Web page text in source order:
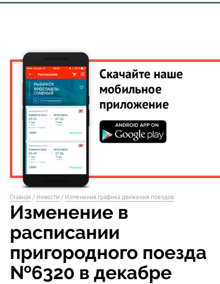
Главная/ Новости / Изменения графика движения поездов
Изменение в
расписании
пригородного поезда
№6320 в декабре